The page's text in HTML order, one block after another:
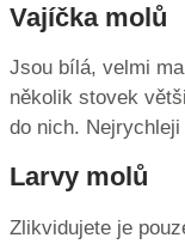
Vajíčka molů
Jsou bílá, velmi
několik stovek
do nich.
Larvy molů
Zlikvidujete je